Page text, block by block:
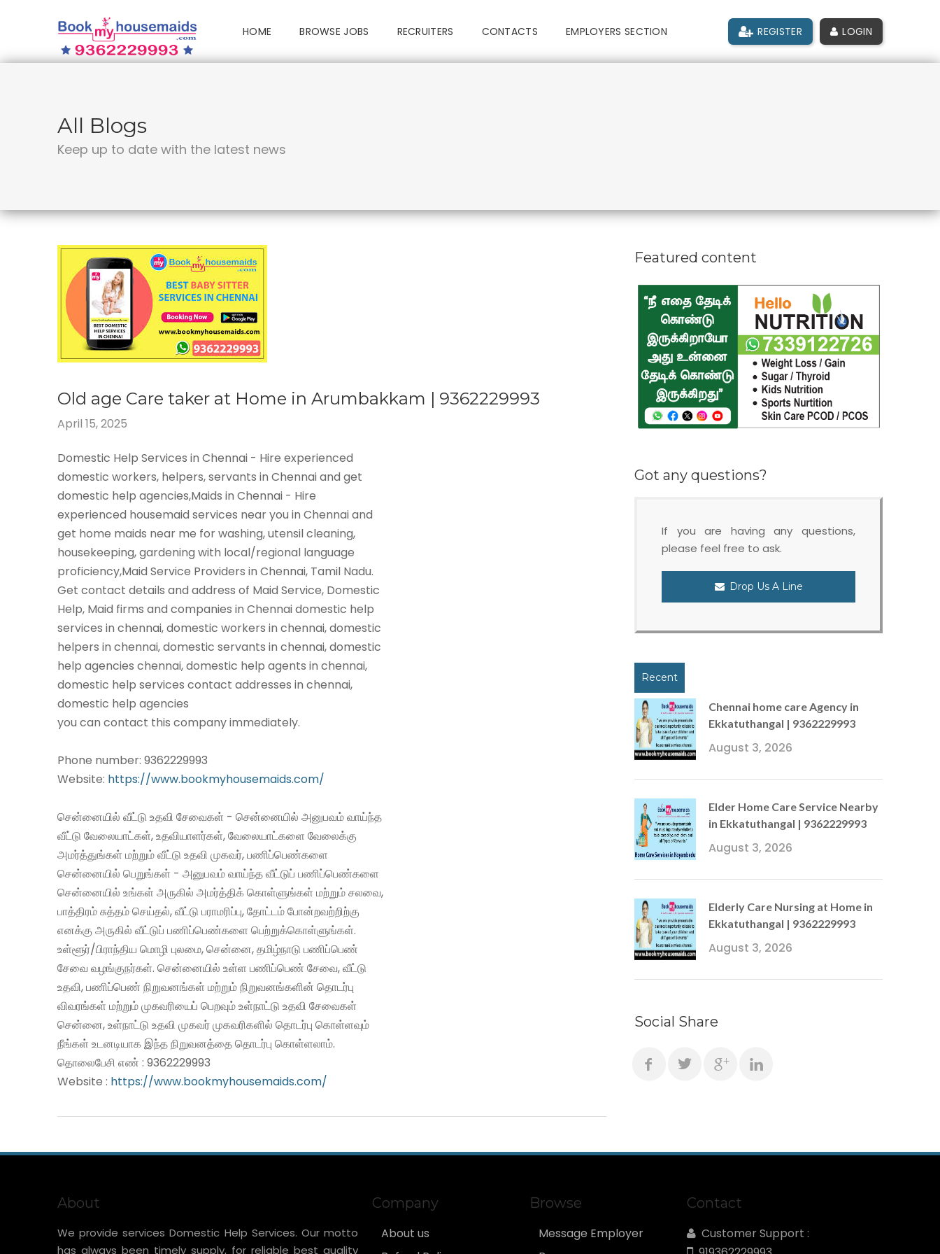
HOME BROWSE JOBS RECRUITERS CONTACTS EMPLOYERS SECTION REGISTER LOGIN
All Blogs
Keep up to date with the latest news
Old age Care taker at Home in Arumbakkam | 9362229993
April 15, 2025
Domestic Help Services in Chennai - Hire experienced
domestic workers, helpers, servants in Chennai and get
domestic help agencies,Maids in Chennai - Hire
experienced housemaid services near you in Chennai and
get home maids near me for washing, utensil cleaning,
housekeeping, gardening with local/regional language
proficiency,Maid Service Providers in Chennai, Tamil Nadu.
Get contact details and address of Maid Service, Domestic
Help, Maid firms and companies in Chennai domestic help
services in chennai, domestic workers in chennai, domestic
helpers in chennai, domestic servants in chennai, domestic
help agencies chennai, domestic help agents in chennai,
domestic help services contact addresses in chennai,
domestic help agencies
you can contact this company immediately.
Phone number: 9362229993
Website: https://www.bookmyhousemaids.com/
சென்னையில் வீட்டு உதவி சேவைகள் - சென்னையில் அனுபவம் வாய்ந்த
வீட்டு வேலையாட்கள், உதவியாளர்கள், வேலையாட்களை வேலைக்கு
அமர்த்துங்கள் மற்றும் வீட்டு உதவி முகவர், பணிப்பெண்களை
சென்னையில் பெறுங்கள் - அனுபவம் வாய்ந்த வீட்டுப் பணிப்பெண்களை
சென்னையில் உங்கள் அருகில் அமர்த்திக் கொள்ளுங்கள் மற்றும் சலவை,
பாத்திரம் சுத்தம் செய்தல், வீட்டு பராமரிப்பு, தோட்டம் போன்றவற்றிற்கு
எனக்கு அருகில் வீட்டுப் பணிப்பெண்களை பெற்றுக்கொள்ளுங்கள்.
உள்ளூர்/பிராந்திய மொழி புலமை, சென்னை, தமிழ்நாடு பணிப்பெண்
சேவை வழங்குநர்கள். சென்னையில் உள்ள பணிப்பெண் சேவை, வீட்டு
உதவி, பணிப்பெண் நிறுவனங்கள் மற்றும் நிறுவனங்களின் தொடர்பு
விவரங்கள் மற்றும் முகவரியைப் பெறவும் உள்நாட்டு உதவி சேவைகள்
சென்னை, உள்நாட்டு உதவி முகவர் முகவரிகளில் தொடர்பு கொள்ளவும்
நீங்கள் உடனடியாக இந்த நிறுவனத்தை தொடர்பு கொள்ளலாம்.
தொலைபேசி எண் : 9362229993
Website : https://www.bookmyhousemaids.com/
Featured content
Got any questions?
If you are having any questions,
please feel free to ask.
Drop Us A Line
Recent
Chennai home care Agency in
Ekkatuthangal | 9362229993
August 3, 2026
Elder Home Care Service Nearby
in Ekkatuthangal | 9362229993
August 3, 2026
Elderly Care Nursing at Home in
Ekkatuthangal | 9362229993
August 3, 2026
Social Share
About
We provide services Domestic Help Services. Our motto
has always been timely supply, for reliable best quality
Company
About us
Browse
Message Employer
Contact
Customer Support :